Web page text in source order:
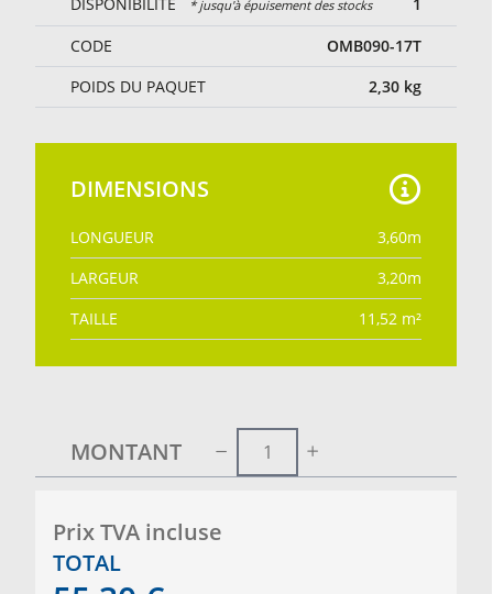
* jusqu'à épuisement des stocks
CODE
OMB090-17T
POIDS DU PAQUET
2,30 kg
DIMENSIONS
LONGUEUR 3,60m
LARGEUR
3,20m
TAILLE
11,52 m²
MONTANT
Prix ​​TVA incluse
TOTAL